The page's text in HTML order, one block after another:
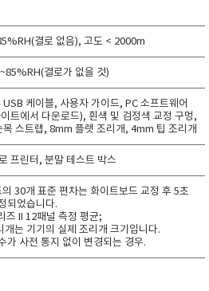
결로 없음), 고도 < 2000m
결로가 없을 것)
USB 케이블, 사용자 가이드, PC 소프트웨어
트에서 다운로드), 흰색 및 검정색 교정 구멍,
목 스트랩, 8mm 플랫 조리개, 4mm 팁 조리개
프린터, 분말 테스트 박스
30개 표준 편차는 화이트보드 교정 후 5초
되었습니다.
즈 II 12패널 측정 평균;
는 기기의 실제 조리개 크기입니다.
가 사전 통지 없이 변경되는 경우.